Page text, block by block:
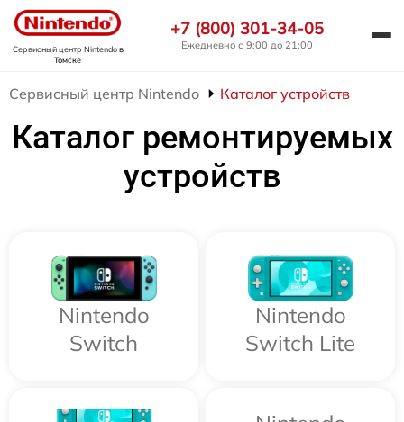
Сервисный центр Nintendoв
Томске
+7 (800) 301-34-05
Ежедневно с 9:00 до 21:00
Сервисный центр Nintendo Каталог устройств
Каталог ремонтируемых
устройств
Nintendo
Switch
Nintendo
Switch Lite